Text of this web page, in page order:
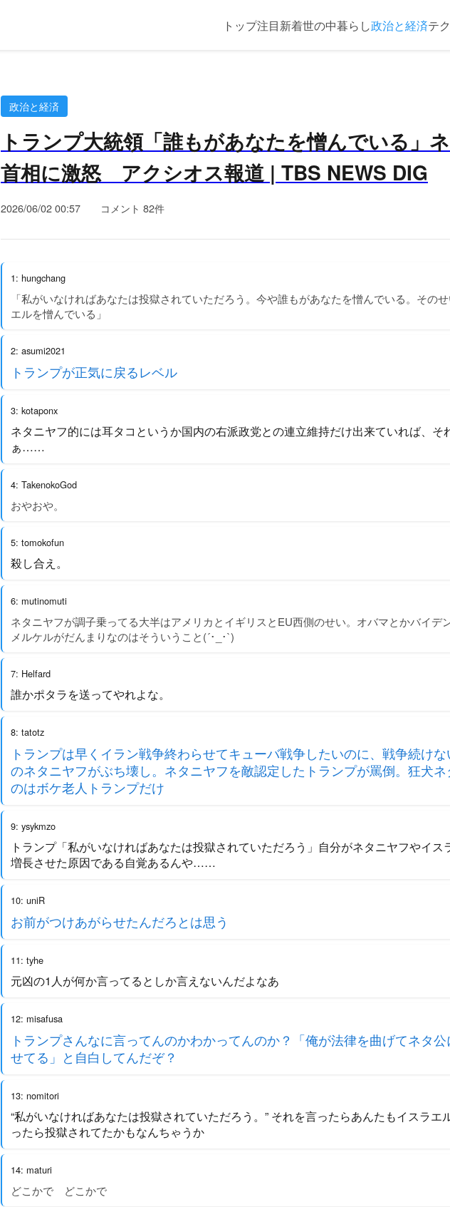
トップ注目新着世の中暮らし政治と経済テ
政治と経済
トランプ大統領「誰もがあなたを憎んでいる」
首相に激怒 アクシオス報道 | TBS NEWS DIG
2026/06/02 00:57 コメント 82件
1: hungchang
「私がいなければあなたは投獄されていただろう。今や誰もがあなたを憎んでいる。その
エルを憎んでいる」
2: asumi2021
トランプが正気に戻るレベル
3: kotaponx
ネタニヤフ的には耳タコというか国内の右派政党との連立維持だけ出来ていれば、そ
ぁ……
4: TakenokoGod
おやおや。
5: tomokofun
殺し合え。
6: mutinomuti
ネタニヤフが調子乗ってる大半はアメリカとイギリスとEU西側のせい。オバマとかバイデ
メルケルがだんまりなのはそういうこと(´･_･`)
7: Helfard
誰かポタラを送ってやれよな。
8: tatotz
トランプは早くイラン戦争終わらせてキューバ戦争したいのに、戦争続けな
のネタニヤフがぶち壊し。ネタニヤフを敵認定したトランプが罵倒。狂犬
のはボケ老人トランプだけ
9: ysykmzo
トランプ「私がいなければあなたは投獄されていただろう」自分がネタニヤフやイス
増長させた原因である自覚あるんや……
10: uniR
お前がつけあがらせたんだろとは思う
11: tyhe
元凶の1人が何か言ってるとしか言えないんだよなあ
12: misafusa
トランプさんなに言ってんのかわかってんのか？「俺が法律を曲げてネタ
せてる」と自白してんだぞ？
13: nomitori
“私がいなければあなたは投獄されていただろう。” それを言ったらあんたもイスラエ
ったら投獄されてたかもなんちゃうか
14: maturi
どこかで どこかで